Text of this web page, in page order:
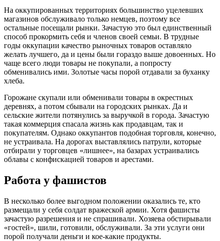
На оккупированных территориях большинство уцелевших
магазинов обслуживало только немцев, поэтому все
остальные посещали рынки. Зачастую это был единственный
способ прокормить себя и членов своей семьи. В трудные
годы оккупации качество рыночных товаров оставляло
желать лучшего, да и цены были гораздо выше довоенных. Но
чаще всего люди товары не покупали, а попросту
обменивались ими. Золотые часы порой отдавали за буханку
хлеба.
Горожане скупали или обменивали товары в окрестных
деревнях, а потом сбывали на городских рынках. Да и
сельские жители потянулись за выручкой в города. Зачастую
такая коммерция спасала жизнь как продавцам, так и
покупателям. Однако оккупантов подобная торговля, конечно,
не устраивала. На дорогах выставлялись патрули, которые
отбирали у торговцев «лишнее», на базарах устраивались
облавы с конфискацией товаров и арестами.
Работа у фашистов
В несколько более выгодном положении оказались те, кто
размещали у себя солдат вражеской армии. Хотя фашисты
зачастую разрешения и не спрашивали. Хозяева обстирывали
«гостей», шили, готовили, обслуживали. За эти услуги они
порой получали деньги и кое-какие продукты.